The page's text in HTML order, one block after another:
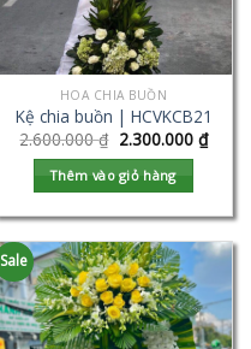
HOA CHIA BUỒN
Kệ chia buồn | HCVKCB21
2.600.000₫ 2.300.000 ₫
Thêm vào giỏ hàng
Sale